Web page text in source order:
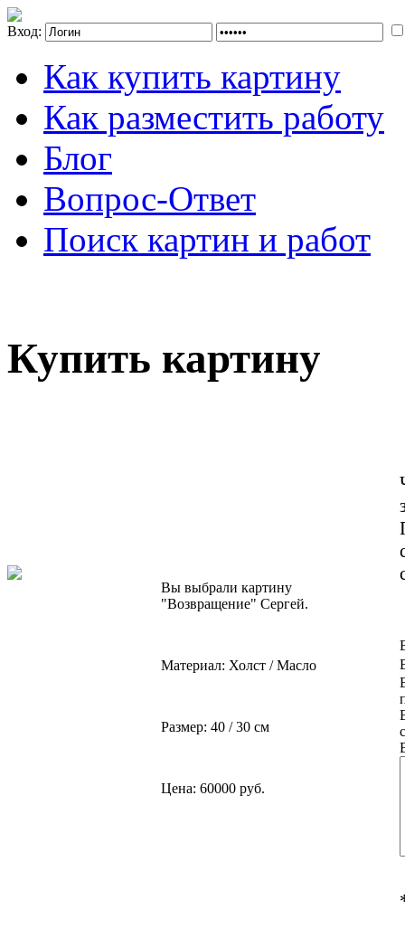
Вход:
Как купить картину
Как разместить работу
Блог
Вопрос-Ответ
Поиск картин и работ
Купить картину
Вы выбрали картину
"Возвращение" Сергей.
Материал: Холст / Масло
Размер: 40 / 30 см
Цена: 60000 руб.